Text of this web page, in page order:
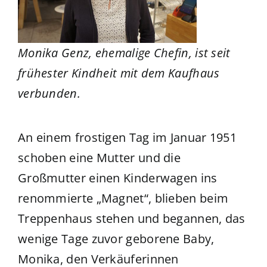
Monika Genz, ehemalige Chefin, ist seit
frühester Kindheit mit dem Kaufhaus
verbunden.
An einem frostigen Tag im Januar 1951
schoben eine Mutter und die
Großmutter einen Kinderwagen ins
renommierte „Magnet“, blieben beim
Treppenhaus stehen und begannen, das
wenige Tage zuvor geborene Baby,
Monika, den Verkäuferinnen